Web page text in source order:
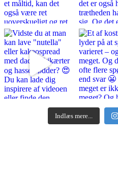
Indlæs mere...